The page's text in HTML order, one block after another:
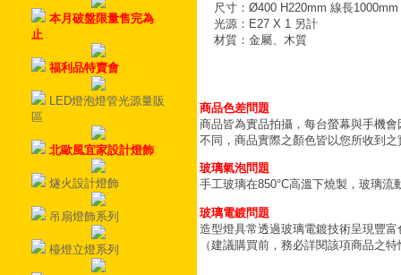
本月破盤限量售完為
止
福利品特賣會
LED燈泡燈管光源量販
區
北歐風宜家設計燈飾
燧火設計燈飾
吊扇燈飾系列
檯燈立燈系列
尺寸：Ø400 H220mm 線長1000mm
光源：E27 X 1 另計
材質：金屬、木質
商品色差問題
商品皆為實品拍攝，每台螢幕與手機
不同，商品實際之顏色皆以您所收到之
玻璃氣泡問題
手工玻璃在850°C高溫下燒製，玻璃
玻璃電鍍問題
造型燈具常透過玻璃電鍍技術呈現豐
（建議購買前，務必詳閱該項商品之